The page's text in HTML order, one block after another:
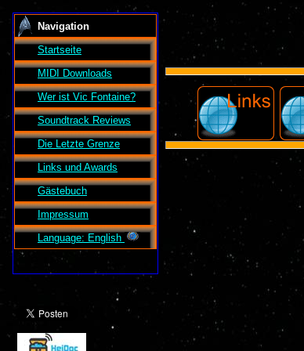
Navigation
Startseite
MIDI Downloads
Wer ist Vic Fontaine?
Soundtrack Reviews
Die Letzte Grenze
Links und Awards
Gästebuch
Impressum
Language: English